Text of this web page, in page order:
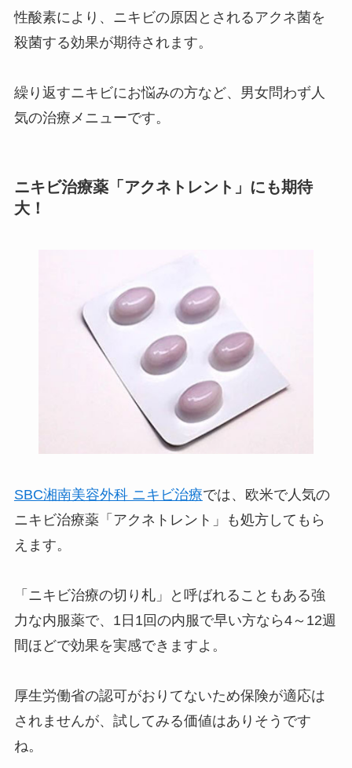
性酸素により、ニキビの原因とされるアクネ菌を
殺菌する効果が期待されます。
繰り返すニキビにお悩みの方など、男女問わず人
気の治療メニューです。
ニキビ治療薬「アクネトレント」にも期待
大！
SBC湘南美容外科 ニキビ治療では、欧米で人気の
ニキビ治療薬「アクネトレント」も処方してもら
えます。
「ニキビ治療の切り札」と呼ばれることもある強
力な内服薬で、1日1回の内服で早い方なら4～12週
間ほどで効果を実感できますよ。
厚生労働省の認可がおりてないため保険が適応は
されませんが、試してみる価値はありそうです
ね。